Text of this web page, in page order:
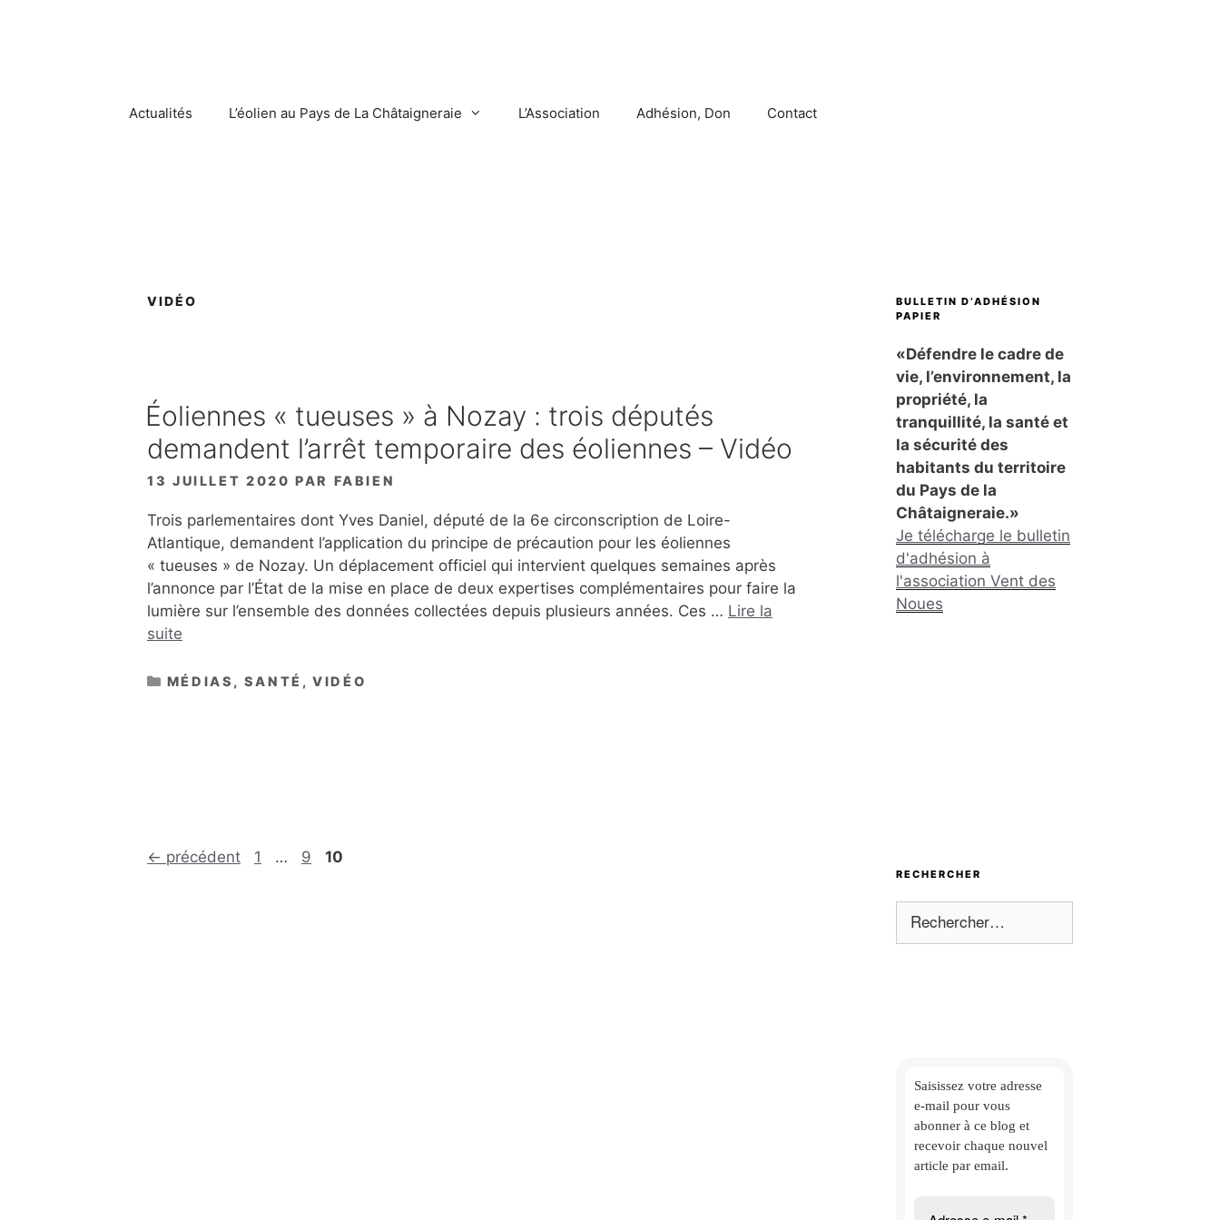
Actualités L’éolien au Pays de La Châtaigneraie L’Association Adhésion, Don Contact
VIDÉO
Éoliennes « tueuses » à Nozay : trois députés
demandent l’arrêt temporaire des éoliennes – Vidéo
13 JUILLET 2020 PAR FABIEN
Trois parlementaires dont Yves Daniel, député de la 6e circonscription de Loire-
Atlantique, demandent l’application du principe de précaution pour les éoliennes
« tueuses » de Nozay. Un déplacement officiel qui intervient quelques semaines après
l’annonce par l’État de la mise en place de deux expertises complémentaires pour faire la
lumière sur l’ensemble des données collectées depuis plusieurs années. Ces … Lire la
suite
CATÉGORIES
MÉDIAS , SANTÉ ,VIDÉO
← précédent Page
1 … Page
9 Page
10
BULLETIN D’ADHÉSION
PAPIER
«Défendre le cadre de
vie, l’environnement, la
propriété, la
tranquillité, la santé et
la sécurité des
habitants du territoire
du Pays de la
Châtaigneraie.»
Je télécharge le bulletin
d'adhésion à
l'association Vent des
Noues
RECHERCHER
Saisissez votre adresse
e-mail pour vous
abonner à ce blog et
recevoir chaque nouvel
article par email.